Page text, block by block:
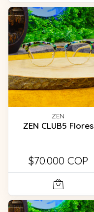
ZEN
ZEN CLUB5 Flores
$70.000 COP